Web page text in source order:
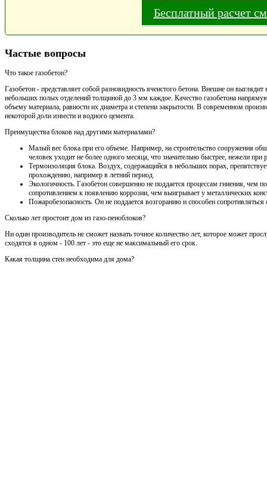
Бесплатный расчет
Частые вопросы
Что такое газобетон?
Газобетон - представляет собой разновидность ячеистого бетона. Внешне он
небольших полых отделений толщиной до 3 мм каждое. Качество газобетона
объему материала, равности их диаметра и степени закрытости. В современном
некоторой доли извести и водного цемента.
Преимущества блоков над другими материалами?
Малый вес блока при его объеме. Например, на строительство сооружения
человек уходит не более одного месяца, что значительно быстрее, нежели
Термоизоляция блока. Воздух, содержащийся в небольших порах,
прохождению, например в летний период.
Экологичность. Газобетон совершенно не поддается процессам гниения, чем
сопротивлением к появлению коррозии, чем выигрывает у металлических
Пожаробезопасность. Он не поддается возгоранию и способен
Сколько лет простоит дом из газо-пеноблоков?
Ни один производитель не сможет назвать точное количество лет, которое может
сходятся в одном - 100 лет - это еще не максимальный его срок.
Какая толщина стен необходима для дома?